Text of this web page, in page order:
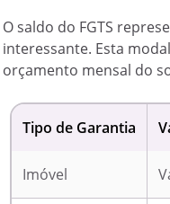
O saldo do FGTS
interessante. Esta
orçamento mensal do
Tipo de Garantia
Imóvel